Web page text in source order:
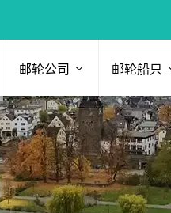
邮轮公司 邮轮船只